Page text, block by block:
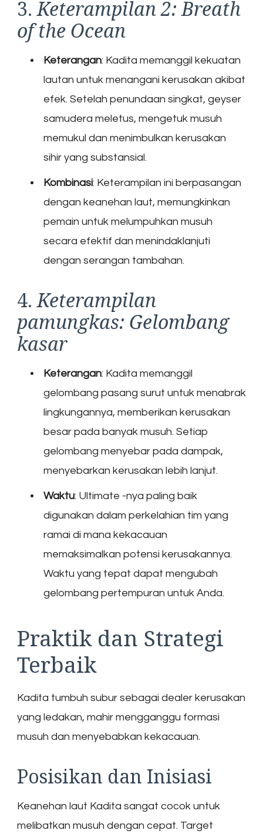
3.Keterampilan 2: Breath
of the Ocean
Keterangan: Kadita memanggil kekuatan
lautan untuk menangani kerusakan akibat
efek. Setelah penundaan singkat, geyser
samudera meletus, mengetuk musuh
memukul dan menimbulkan kerusakan
sihir yang substansial.
Kombinasi: Keterampilan ini berpasangan
dengan keanehan laut, memungkinkan
pemain untuk melumpuhkan musuh
secara efektif dan menindaklanjuti
dengan serangan tambahan.
4.Keterampilan
pamungkas: Gelombang
kasar
Keterangan: Kadita memanggil
gelombang pasang surut untuk menabrak
lingkungannya, memberikan kerusakan
besar pada banyak musuh. Setiap
gelombang menyebar pada dampak,
menyebarkan kerusakan lebih lanjut.
Waktu: Ultimate -nya paling baik
digunakan dalam perkelahian tim yang
ramai di mana kekacauan
memaksimalkan potensi kerusakannya.
Waktu yang tepat dapat mengubah
gelombang pertempuran untuk Anda.
Praktik dan Strategi
Terbaik
Kadita tumbuh subur sebagai dealer kerusakan
yang ledakan, mahir mengganggu formasi
musuh dan menyebabkan kekacauan.
Posisikan dan Inisiasi
Keanehan laut Kadita sangat cocok untuk
melibatkan musuh dengan cepat. Target